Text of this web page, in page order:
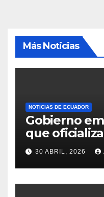
Más Noticias
NOTICIAS DE ECUADOR
Gobierno
que
queda desde
30 ABRIL, 2026